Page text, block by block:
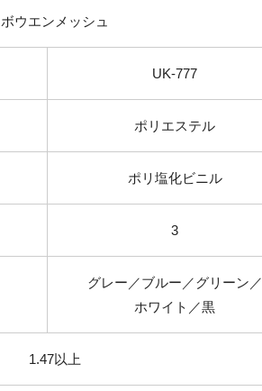
ボウエンメッシュ
UK-777
ポリエステル
ポリ塩化ビニル
3
グレー／ブルー／グリーン／
ホワイト／黒
1.47以上